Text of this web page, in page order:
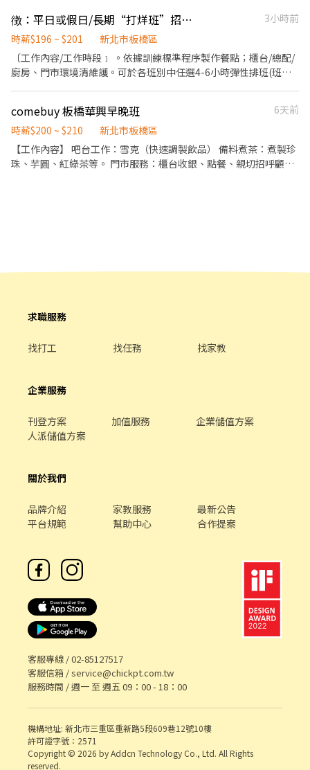
徴：平日或假日/長期“打烊班”招募中”🐔肯德基🐔板橋新埔-計時兼職人★員-彈性周
3小時前
時薪$196 ~ $201
新北市板橋區
〔工作內容/工作時段﹞ 。依據訓練標準程序製作餐點；櫃台/總配/
廚房、門市環境清維護。可於各班別中任選4-6小時彈性排班(班別
23:00-07:00（每小時享有50-80元津貼 ◆ 健檢：任職滿一年起，公
司提供年度健檢照顧你的健康 ◆ 保險：除勞、健、勞退外，公司更
為你投保團保維護你的安全 ◆ 員工用餐折扣：兼職夥伴當日任職滿
4小時，即享有85折員購折扣；組長當日任職每四小時享有乙餐員餐
comebuy 板橋華興早晚班
6天前
時薪$200 ~ $210
新北市板橋區
【工作內容】 吧台工作：雪克（快速調製飲品） 備料煮茶：煮製珍
珠、芋圓、紅綠茶等。 門市服務：櫃台收銀、點餐、親切招呼顧客
求職服務
找打工 找任務 找家教
企業服務
刊登方案 加值服務
企業儲值方案
人派儲值方案
關於我們
品牌介紹 家教服務
最新公告
平台規範
幫助中心 合作提案
客服專線 /02-85127517
客服信箱 /service@chickpt.com.tw
服務時間 / 週一 至 週五 09：00 - 18：00
機構地址: 新北市三重區重新路5段609巷12號10樓
許可證字號：2571
Copyright © 2026 by Addcn Technology Co., Ltd. All Rights
reserved.